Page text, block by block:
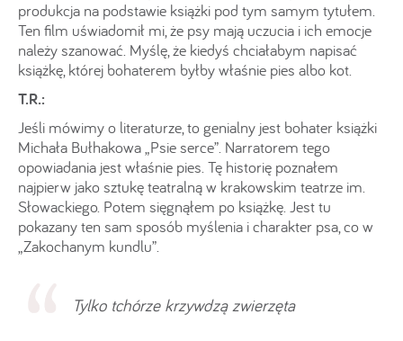
produkcja na podstawie książki pod tym samym tytułem.
Ten film uświadomił mi, że psy mają uczucia i ich emocje
należy szanować. Myślę, że kiedyś chciałabym napisać
książkę, której bohaterem byłby właśnie pies albo kot.
T.R.:
Jeśli mówimy o literaturze, to genialny jest bohater książki
Michała Bułhakowa „Psie serce”. Narratorem tego
opowiadania jest właśnie pies. Tę historię poznałem
najpierw jako sztukę teatralną w krakowskim teatrze im.
Słowackiego. Potem sięgnąłem po książkę. Jest tu
pokazany ten sam sposób myślenia i charakter psa, co w
„Zakochanym kundlu”.
Tylko tchórze krzywdzą zwierzęta